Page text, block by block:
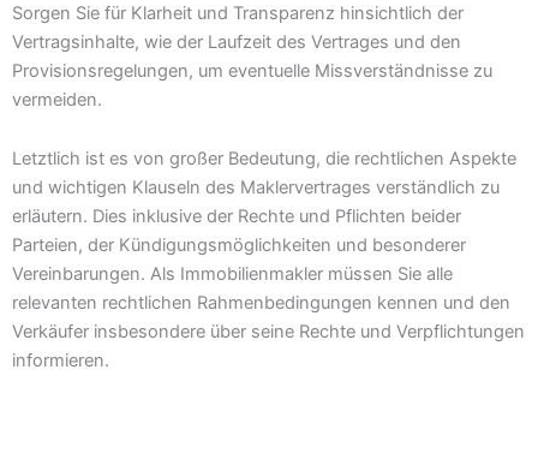
Sorgen Sie für Klarheit und Transparenz hinsichtlich der
Vertragsinhalte, wie der Laufzeit des Vertrages und den
Provisionsregelungen, um eventuelle Missverständnisse zu
vermeiden.
Letztlich ist es von großer Bedeutung, die rechtlichen Aspekte
und wichtigen Klauseln des Maklervertrages verständlich zu
erläutern. Dies inklusive der Rechte und Pflichten beider
Parteien, der Kündigungsmöglichkeiten und besonderer
Vereinbarungen. Als Immobilienmakler müssen Sie alle
relevanten rechtlichen Rahmenbedingungen kennen und den
Verkäufer insbesondere über seine Rechte und Verpflichtungen
informieren.